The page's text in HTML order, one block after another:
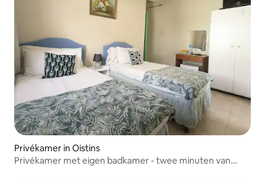
Privékamer in Oistins
Privékamer met eigen badkamer - twee minuten van